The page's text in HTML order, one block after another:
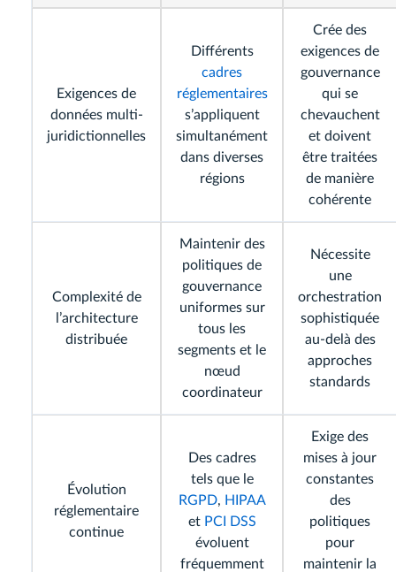
Exigences de
données multi-
juridictionnelles
Différents
cadres
réglementaires
s’appliquent
simultanément
dans diverses
régions
Crée des
exigences de
gouvernance
qui se
chevauchent
et doivent
être traitées
de manière
cohérente
Complexité de
l’architecture
distribuée
Maintenir des
politiques de
gouvernance
uniformes sur
tous les
segments et le
nœud
coordinateur
Nécessite
une
orchestration
sophistiquée
au-delà des
approches
standards
Évolution
réglementaire
continue
Des cadres
tels que le
RGPD, HIPAA
et PCI DSS
évoluent
fréquemment
Exige des
mises à jour
constantes
des
politiques
pour
maintenir la